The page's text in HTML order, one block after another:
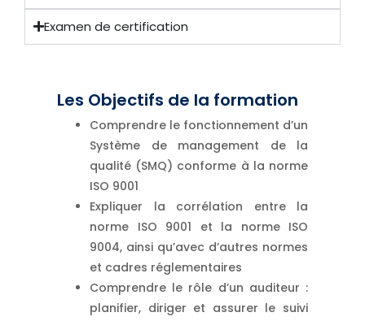
Examen de certification
Les Objectifs de la formation
Comprendre le fonctionnement d’un
Système de management de la
qualité (SMQ) conforme à la norme
ISO 9001
Expliquer la corrélation entre la
norme ISO 9001 et la norme ISO
9004, ainsi qu’avec d’autres normes
et cadres réglementaires
Comprendre le rôle d’un auditeur :
planifier, diriger et assurer le suivi